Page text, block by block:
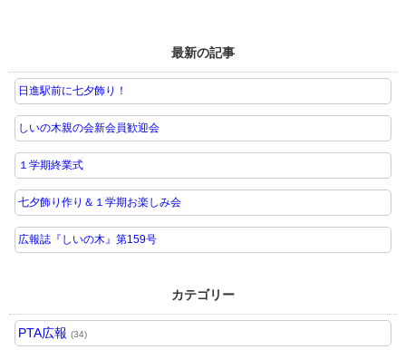
最新の記事
日進駅前に七夕飾り！
しいの木親の会新会員歓迎会
１学期終業式
七夕飾り作り＆１学期お楽しみ会
広報誌『しいの木』第159号
カテゴリー
PTA広報 (34)